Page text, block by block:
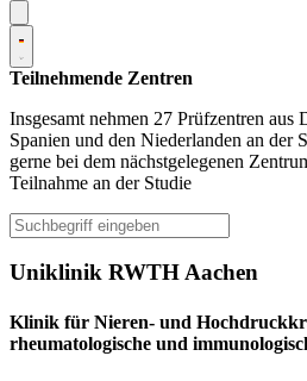
Teilnehmende Zentren
Insgesamt nehmen 27 Prüfzentren aus
Spanien und den Niederlanden an der
gerne bei dem nächstgelegenen
Teilnahme an der Studie
+
−
Uniklinik RWTH Aachen
Klinik für Nieren- und
rheumatologische und